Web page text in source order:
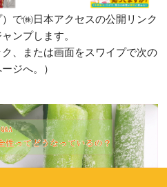
で㈱日本アクセスの公開リンク
ンプします。
ク、または画面をスワイプで次の
ジへ。）